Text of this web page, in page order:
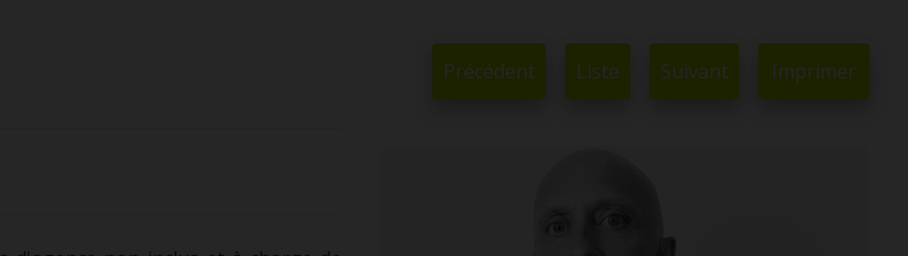
Précédent Liste Suivant Imprimer